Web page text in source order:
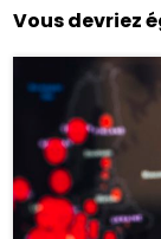
Vous devriez